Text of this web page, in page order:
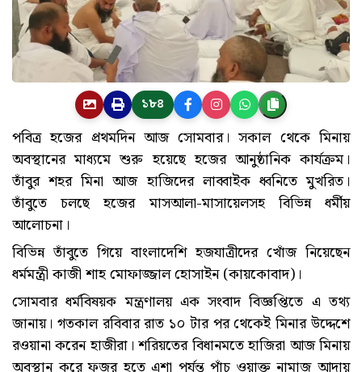
১৮৪
পবিত্র হজের প্রথমদিন আজ সোমবার। সকাল থেকে মিনায়
অবস্থানের মাধ্যমে শুরু হয়েছে হজের আনুষ্ঠানিক কার্যক্রম।
তাঁবুর শহর মিনা আজ হাজিদের লাব্বাইক ধ্বনিতে মুখরিত।
তাঁবুতে চলছে হজের মাসআলা-মাসায়েলসহ বিভিন্ন ধর্মীয়
আলোচনা।
বিভিন্ন তাঁবুতে গিয়ে বাংলাদেশি হজযাত্রীদের খোঁজ নিয়েছেন
ধর্মমন্ত্রী কাজী শাহ মোফাজ্জাল হোসাইন (কায়কোবাদ)।
সোমবার ধর্মবিষয়ক মন্ত্রণালয় এক সংবাদ বিজ্ঞপ্তিতে এ তথ্য
জানায়। গতকাল রবিবার রাত ১০ টার পর থেকেই মিনার উদ্দেশে
রওয়ানা করেন হাজীরা। শরিয়তের বিধানমতে হাজিরা আজ মিনায়
অবস্থান করে ফজর হতে এশা পর্যন্ত পাঁচ ওয়াক্ত নামাজ আদায়